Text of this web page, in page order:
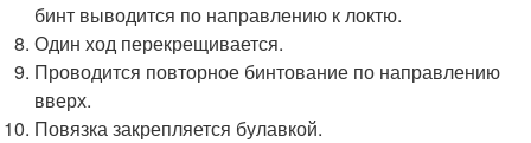
бинт выводится по направлению к локтю.
Один ход перекрещивается.
Проводится повторное бинтование по направлению
вверх.
Повязка закрепляется булавкой.